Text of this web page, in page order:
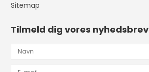
Sitemap
Tilmeld dig vores nyhedsbrev